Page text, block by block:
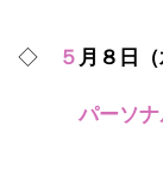
◇ ５ 月８日（
パーソナル